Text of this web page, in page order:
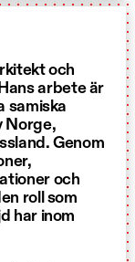
och
arbete är
samiska
Norge,
Genom
och
roll som
har inom